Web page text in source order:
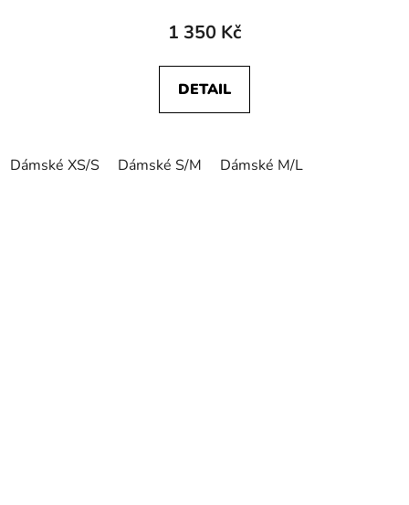
1 350 Kč
DETAIL
Dámské XS/S Dámské S/M Dámské M/L